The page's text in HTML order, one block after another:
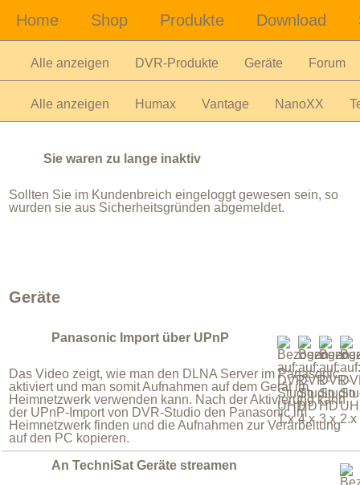
Alle anzeigen DVR-Produkte Geräte Forum
Alle anzeigen Humax Vantage NanoXX
Sie waren zu lange inaktiv
Sollten Sie im Kundenbreich eingeloggt gewesen sein, so
wurden sie aus Sicherheitsgründen abgemeldet.
Geräte
Panasonic Import über UPnP
Das Video zeigt, wie man den DLNA Server im Panasonic
aktiviert und man somit Aufnahmen auf dem Gerät im
Heimnetzwerk verwenden kann. Nach der Aktivierung kann
der UPnP-Import von DVR-Studio den Panasonic im
Heimnetzwerk finden und die Aufnahmen zur Verarbeitung
auf den PC kopieren.
An TechniSat Geräte streamen